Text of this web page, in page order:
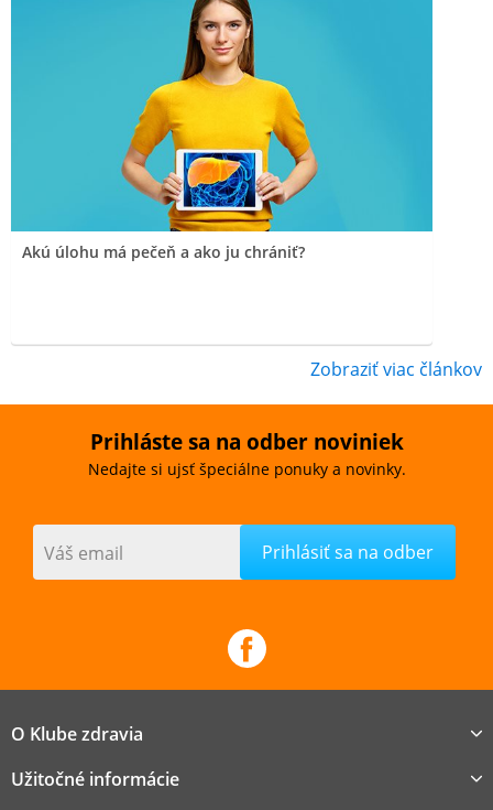
Akú úlohu má pečeň a ako ju chrániť?
Zobraziť viac článkov
Prihláste sa na odber noviniek
Nedajte si ujsť špeciálne ponuky a novinky.
Váš email
O Klube zdravia
Užitočné informácie